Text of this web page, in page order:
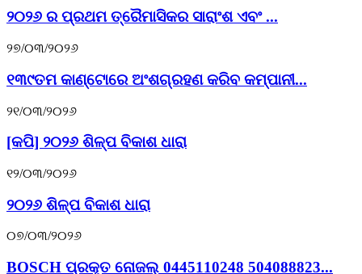
୨୦୨୬ ର ପ୍ରଥମ ତ୍ରୈମାସିକର ସାରାଂଶ ଏବଂ ...
୨୭/୦୩/୨୦୨୬
୧୩୯ତମ କାଣ୍ଟୋରେ ଅଂଶଗ୍ରହଣ କରିବ କମ୍ପାନୀ...
୨୧/୦୩/୨୦୨୬
[କପି] ୨୦୨୬ ଶିଳ୍ପ ବିକାଶ ଧାରା
୧୨/୦୩/୨୦୨୬
୨୦୨୬ ଶିଳ୍ପ ବିକାଶ ଧାରା
୦୭/୦୩/୨୦୨୬
BOSCH ପ୍ରକୃତ ନୋଜଲ୍ 0445110248 504088823...